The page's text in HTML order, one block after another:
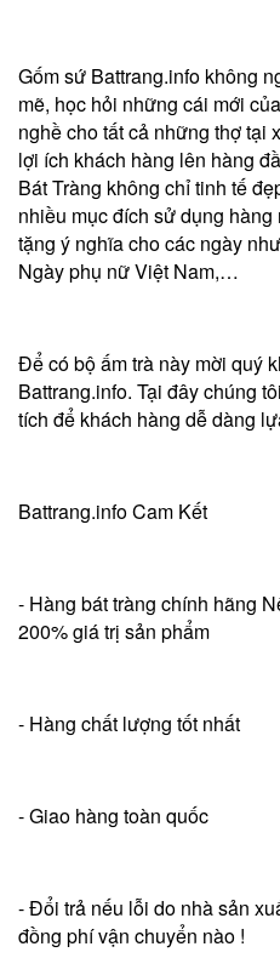
Gốm sứ Battrang.info không
mẽ, học hỏi những cái mới
nghề cho tất cả những thợ tại
lợi ích khách hàng lên hàng
Bát Tràng không chỉ tinh tế
nhiều mục đích sử dụng
tặng ý nghĩa cho các ngày
Ngày phụ nữ Việt Nam,…
Để có bộ ấm trà này mời quý
Battrang.info. Tại đây chúng
tích để khách hàng dễ dàng
Battrang.info Cam Kết
- Hàng bát tràng chính hãng
200% giá trị sản phẩm
- Hàng chất lượng tốt nhất
- Giao hàng toàn quốc
- Đổi trả nếu lỗi do nhà sản
đồng phí vận chuyển nào !